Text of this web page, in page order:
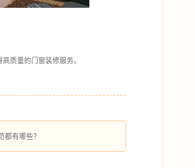
质量的门窗装修服务。
都有哪些？